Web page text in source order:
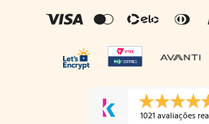
1021 avaliações